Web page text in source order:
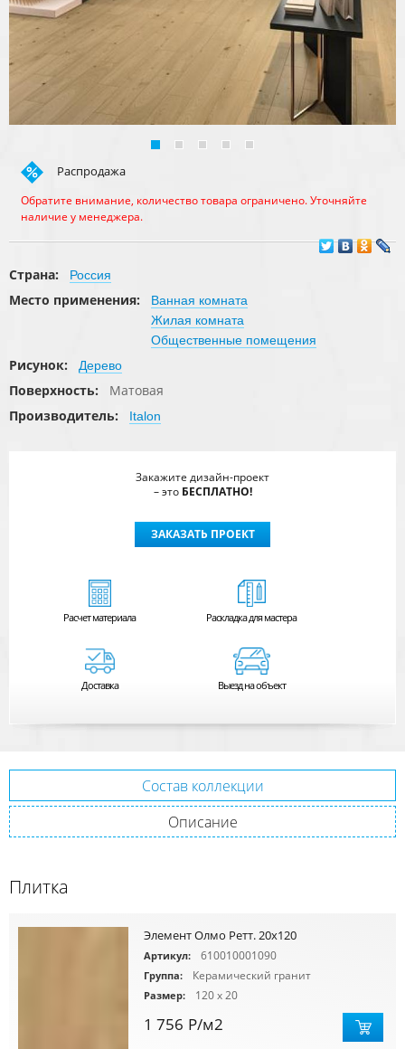
Распродажа
Обратите внимание, количество товара ограничено. Уточняйте
наличие у менеджера.
Страна: Россия
Место применения:
Ванная комната
Жилая комната
Общественные помещения
Рисунок: Дерево
Поверхность:
Матовая
Производитель:
Italon
Закажите дизайн-проект
– это БЕСПЛАТНО!
ЗАКАЗАТЬ ПРОЕКТ
Расчетматериала Раскладка для мастера
Доставка Выезд на объект
Состав коллекции
Описание
Плитка
Элемент Олмо Ретт. 20x120
Артикул: 610010001090
Группа: Керамический гранит
Размер: 120 x 20
1 756 Р/м2